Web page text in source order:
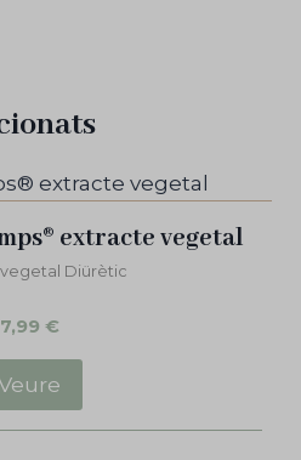
extracte vegetal
Diürètic
7,99 €